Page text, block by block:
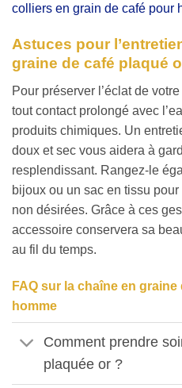
colliers en grain de café pour
Astuces pour
graine de café plaqué
Pour préserver l’éclat de
tout contact prolongé avec
produits chimiques. Un
doux et sec vous aidera à
resplendissant. Rangez-le
bijoux ou un sac en tissu
non désirées. Grâce à ces
accessoire conservera sa
au fil du temps.
FAQ sur la chaîne en
homme
Comment prendre
plaquée or ?